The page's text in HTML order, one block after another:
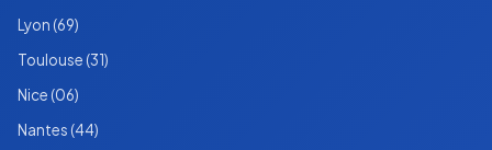
Lyon (69)
Toulouse (31)
Nice (06)
Nantes (44)